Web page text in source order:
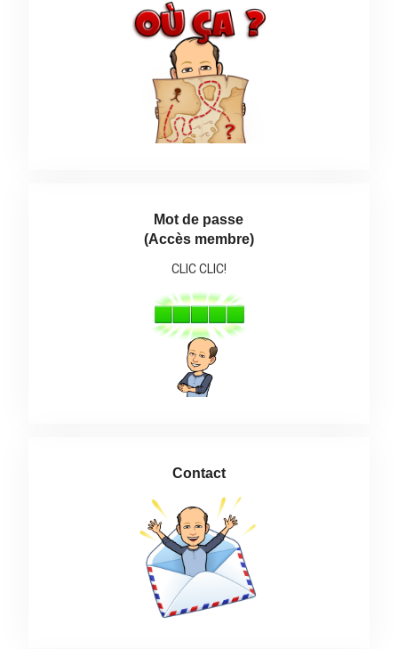
Mot de passe
(Accès membre)
CLIC CLIC!
Contact